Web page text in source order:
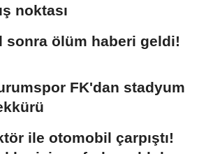
noktası
sonra ölüm haberi geldi!
FK'dan stadyum
ile otomobil çarpıştı!